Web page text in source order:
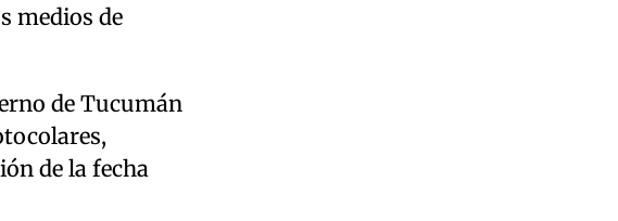
medios de
de Tucumán
de la fecha